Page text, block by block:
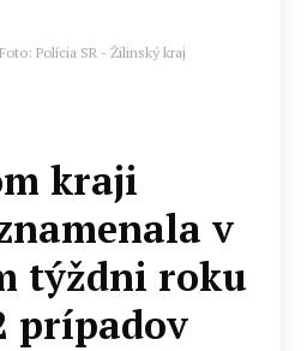
Polícia SR - Žilinský kraj
kraji
v
týždni roku
prípadov